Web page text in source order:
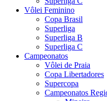
Vôlei Feminino
Copa Brasil
Superliga
Superliga B
Superliga C
Campeonatos
Vôlei de Praia
Copa Libertadores
Supercopa
Campeonatos